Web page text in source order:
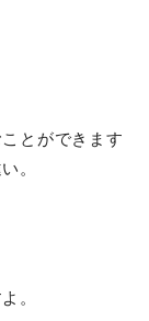
とができます
。
。